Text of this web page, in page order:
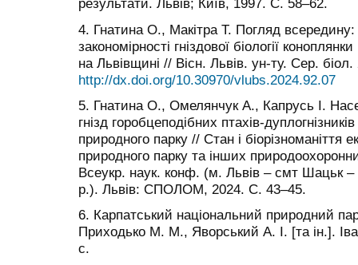
результати. Львів; Київ, 1997. С. 58–62.
4. Гнатина О., Макітра Т. Погляд всередину:
закономірності гніздової біології
на Львівщині // Вісн. Львів. ун-ту. Сер.
http://dx.doi.org/10.30970/vlubs.2024.92.07
5. Гнатина О., Омелянчук А., Капрусь І.
гнізд горобцеподібних птахів-
природного парку // Стан і біорізноманіття
природного парку та інших
Всеукр. наук. конф. (м. Львів – смт Шацьк
р.). Львів: СПОЛОМ, 2024. С. 43–45.
6. Карпатський національний природний
Приходько М. М., Яворський А. І. [та ін.].
с.